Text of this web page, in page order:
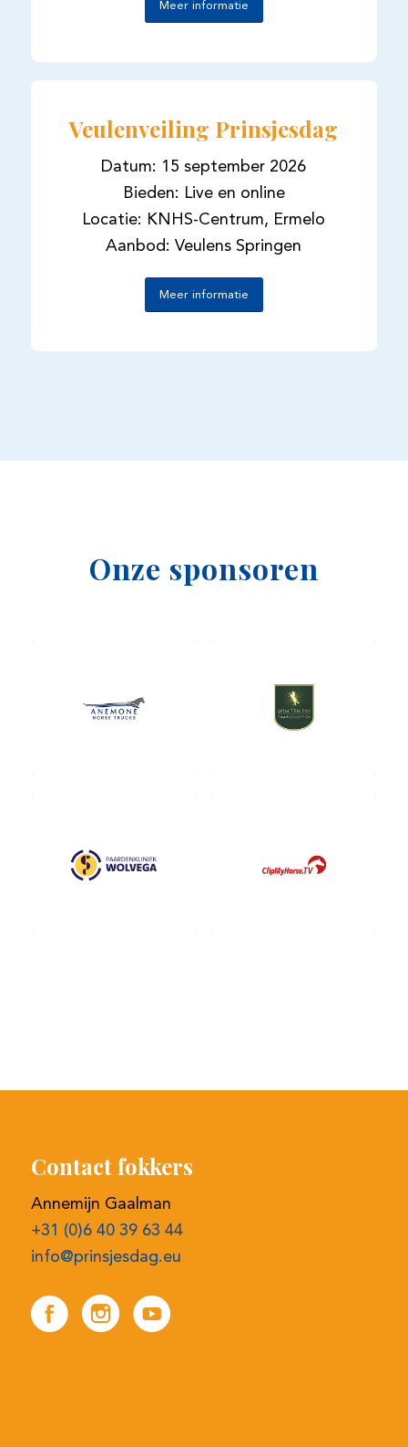
Meer informatie
Veulenveiling Prinsjesdag
Datum: 15 september 2026
Bieden: Live en online
Locatie: KNHS-Centrum, Ermelo
Aanbod: Veulens Springen
Meer informatie
Onze sponsoren
+31 (0)6 40 39 63 44
info@prinsjesdag.eu